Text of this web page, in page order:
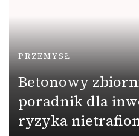
PRZEMYSŁ
Betonowy
poradnik dla
ryzyka